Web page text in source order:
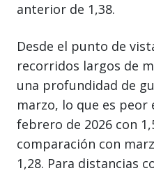
anterior de 1,38.
Desde el punto de
recorridos largos de
una profundidad de
marzo, lo que es peor
febrero de 2026 con
comparación con
1,28. Para distancias